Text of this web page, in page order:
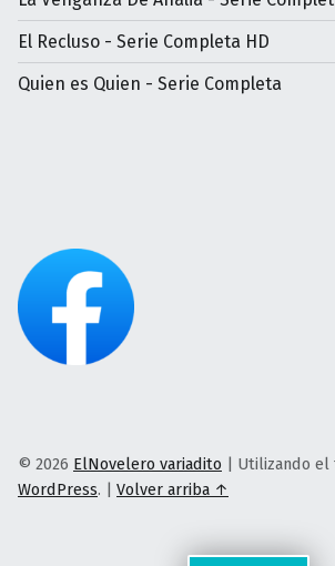
El Recluso - Serie Completa HD
Quien es Quien - Serie Completa
© 2026 ElNovelero variadito | Utilizando el
WordPress. | Volver arriba ↑